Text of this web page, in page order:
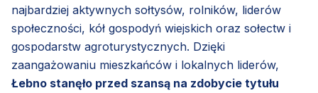
najbardziej aktywnych sołtysów, rolników, liderów
społeczności, kół gospodyń wiejskich oraz sołectw i
gospodarstw agroturystycznych. Dzięki
zaangażowaniu mieszkańców i lokalnych liderów,
Łebno stanęło przed szansą na zdobycie tytułu